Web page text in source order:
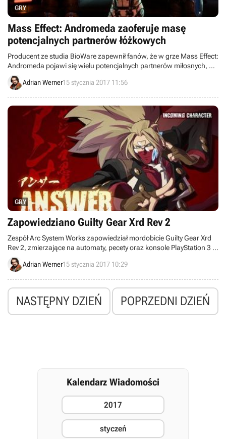
GRY
Mass Effect: Andromeda zaoferuje masę
potencjalnych partnerów łóżkowych
Producent ze studia BioWare zapewnił fanów, że w grze Mass Effect:
Andromeda pojawi się wielu potencjalnych partnerów miłosnych, a
sceny seksu zostaną bardzo dobrze zrealizowane.
Adrian Werner15 stycznia 2017 11:56
GRY
Zapowiedziano Guilty Gear Xrd Rev 2
Zespół Arc System Works zapowiedział mordobicie Guilty Gear Xrd
Rev 2, zmierzające na automaty, pecety oraz konsole PlayStation 3 i
4. Będzie to rozszerzona wersja zeszłorocznej odsłony cyklu i
zaoferuje dodatkowe postacie, zmiany w balansie rozgrywki oraz
Adrian Werner15 stycznia 2017 10:29
NASTĘPNY DZIEŃ POPRZEDNI DZIEŃ
Kalendarz Wiadomości
2017
styczeń